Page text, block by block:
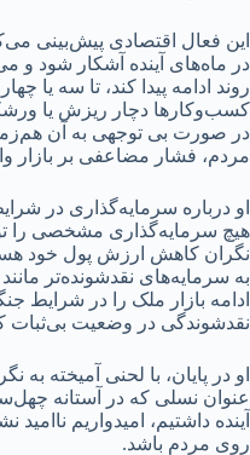
این فعال اقتصادی پیش‌بینی
در ماه‌های آینده آشکار شود و
روند ادامه پیدا کند، تا سه یا
کسب‌وکارها دچار ریزش یا
در صورت بی توجهی به آن
مردم، فشار مضاعفی بر بازار
او درباره سرمایه‌گذاری در
هیچ سرمایه‌گذاری مشخصی را
نگران کاهش ارزش پول خود
به سرمایه‌های نقدشونده‌تر
ادامه بازار ملک را در شرایط
نقدشوندگی در وضعیت بی‌ثبات
او در پایان، با لحنی آمیخته به
عنوان نسلی که در آستانه
آینده داشتیم، امیدواریم
روی مردم باشد.